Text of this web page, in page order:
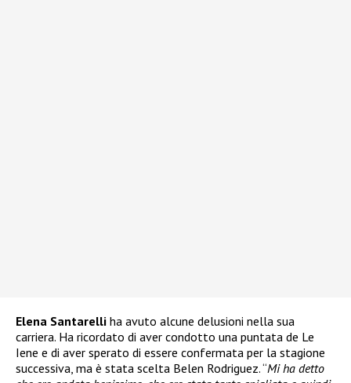
Elena Santarelli ha avuto alcune delusioni nella sua
carriera. Ha ricordato di aver condotto una puntata de Le
Iene e di aver sperato di essere confermata per la stagione
successiva, ma è stata scelta Belen Rodriguez. “Mi ha detto